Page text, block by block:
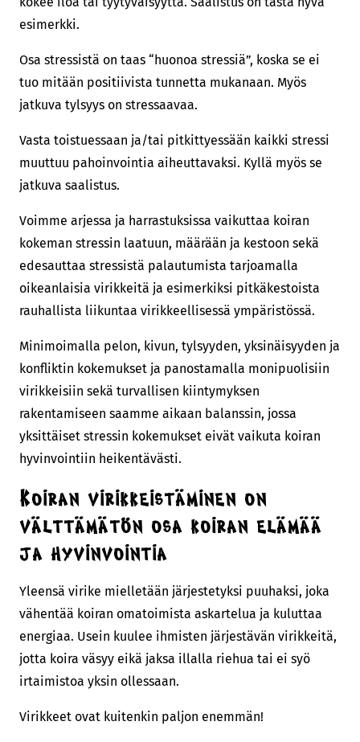
esimerkki.
Osa stressistä on taas “huonoa stressiä”, koska se ei
tuo mitään positiivista tunnetta mukanaan. Myös
jatkuva tylsyys on stressaavaa.
Vasta toistuessaan ja/tai pitkittyessään kaikki stressi
muuttuu pahoinvointia aiheuttavaksi. Kyllä myös se
jatkuva saalistus.
Voimme arjessa ja harrastuksissa vaikuttaa koiran
kokeman stressin laatuun, määrään ja kestoon sekä
edesauttaa stressistä palautumista tarjoamalla
oikeanlaisia virikkeitä ja esimerkiksi pitkäkestoista
rauhallista liikuntaa virikkeellisessä ympäristössä.
Minimoimalla pelon, kivun, tylsyyden, yksinäisyyden ja
konfliktin kokemukset ja panostamalla monipuolisiin
virikkeisiin sekä turvallisen kiintymyksen
rakentamiseen saamme aikaan balanssin, jossa
yksittäiset stressin kokemukset eivät vaikuta koiran
hyvinvointiin heikentävästi.
Koiran virikkeistäminen on
välttämätön osa koiran elämää
ja hyvinvointia
Yleensä virike mielletään järjestetyksi puuhaksi, joka
vähentää koiran omatoimista askartelua ja kuluttaa
energiaa. Usein kuulee ihmisten järjestävän virikkeitä,
jotta koira väsyy eikä jaksa illalla riehua tai ei syö
irtaimistoa yksin ollessaan.
Virikkeet ovat kuitenkin paljon enemmän!